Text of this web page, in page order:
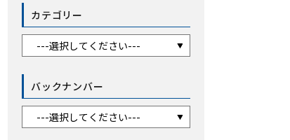
カテゴリー
バックナンバー